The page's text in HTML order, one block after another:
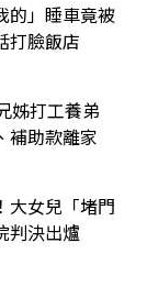
的」睡車竟被
臉飯店
姊打工養弟
助款離家
大女兒「堵門
決出爐